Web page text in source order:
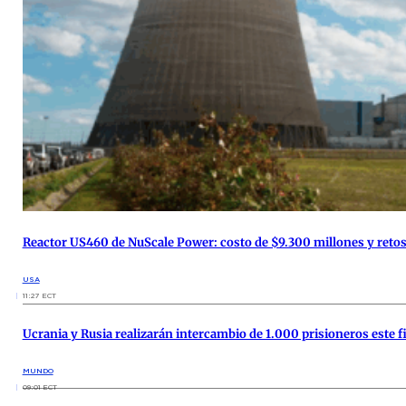
Reactor US460 de NuScale Power: costo de $9.300 millones y
USA
11:27 ECT
Ucrania y Rusia realizarán intercambio de 1.000 prisioneros este
MUNDO
09:01 ECT